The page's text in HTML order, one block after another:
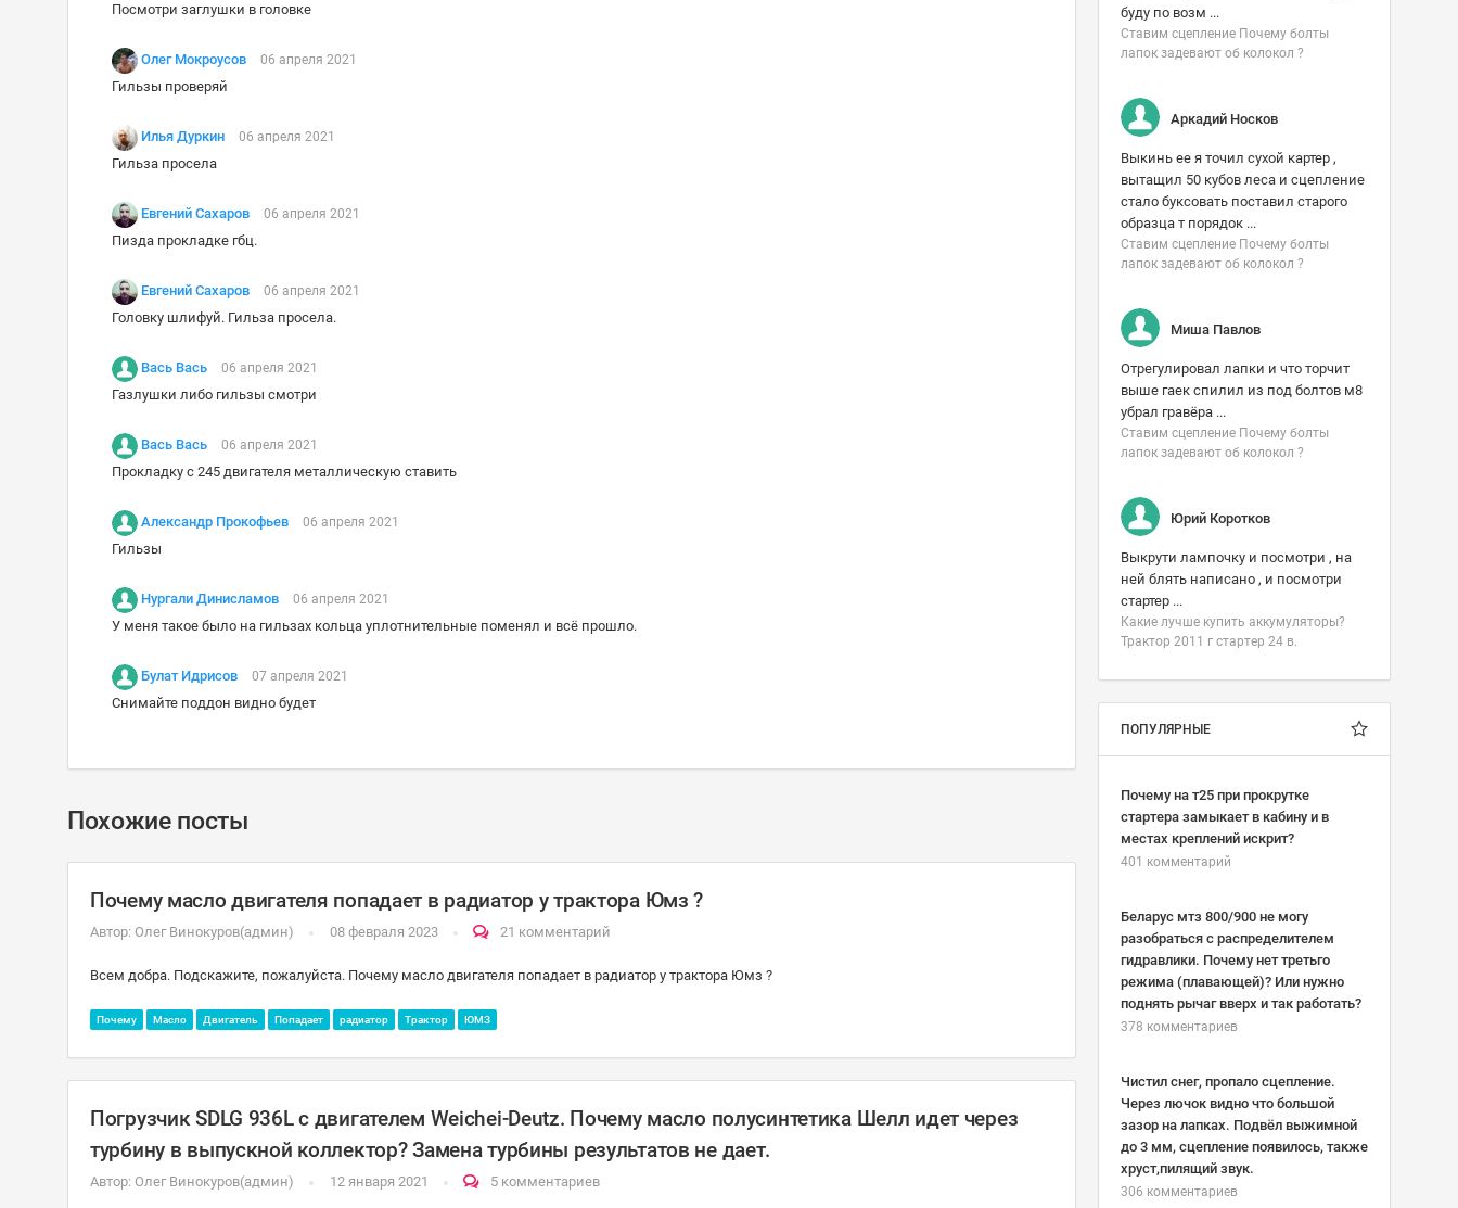
Посмотри заглушки в головке
Олег Мокроусов 06 апреля 2021
Гильзы проверяй
Илья Дуркин 06 апреля 2021
Гильза просела
Евгений Сахаров 06 апреля 2021
Пизда прокладке гбц.
Евгений Сахаров 06 апреля 2021
Головку шлифуй. Гильза просела.
Вась Вась 06 апреля 2021
Газлушки либо гильзы смотри
Вась Вась 06 апреля 2021
Прокладку с 245 двигателя металлическую ставить
Александр Прокофьев 06 апреля 2021
Гильзы
Нургали Динисламов 06 апреля 2021
У меня такое было на гильзах кольца уплотнительные поменял и всё прошло.
Булат Идрисов 07 апреля 2021
Снимайте поддон видно будет
Похожие посты
Почему масло двигателя попадает в радиатор у трактора Юмз ?
Автор: Олег Винокуров(админ) 08 февраля 2023 21 комментарий
Всем добра. Подскажите, пожалуйста. Почему масло двигателя попадает в радиатор у трактора Юмз ?
Почему Масло Двигатель Попадает радиатор Трактор ЮМЗ
Погрузчик SDLG 936L с двигателем Weichei-Deutz. Почему масло полусинтетика Шелл идет через
турбину в выпускной коллектор? Замена турбины результатов не дает.
Автор: Олег Винокуров(админ) 12 января 2021 5 комментариев
буду по возм ...
Ставим сцепление Почему болты
лапок задевают об колокол ?
Аркадий Носков
Выкинь ее я точил сухой картер ,
вытащил 50 кубов леса и сцепление
стало буксовать поставил старого
образца т порядок ...
Ставим сцепление Почему болты
лапок задевают об колокол ?
Миша Павлов
Отрегулировал лапки и что торчит
выше гаек спилил из под болтов м8
убрал гравёра ...
Ставим сцепление Почему болты
лапок задевают об колокол ?
Юрий Коротков
Выкрути лампочку и посмотри , на
ней блять написано , и посмотри
стартер ...
Какие лучше купить аккумуляторы?
Трактор 2011 г стартер 24 в.
ПОПУЛЯРНЫЕ
Почему на т25 при прокрутке
стартера замыкает в кабину и в
местах креплений искрит?
401 комментарий
Беларус мтз 800/900 не могу
разобраться с распределителем
гидравлики. Почему нет третьго
режима (плавающей)? Или нужно
поднять рычаг вверх и так работать?
378 комментариев
Чистил снег, пропало сцепление.
Через лючок видно что большой
зазор на лапках. Подвёл выжимной
до 3 мм, сцепление появилось, также
хруст,пилящий звук.
306 комментариев